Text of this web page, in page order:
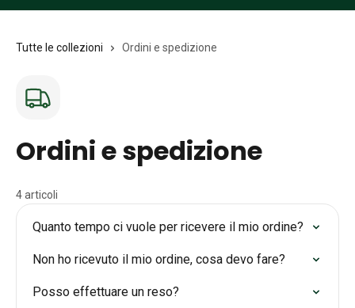
Tutte le collezioni Ordini e spedizione
Ordini e spedizione
4 articoli
Quanto tempo ci vuole per ricevere il mio ordine?
Non ho ricevuto il mio ordine, cosa devo fare?
Posso effettuare un reso?